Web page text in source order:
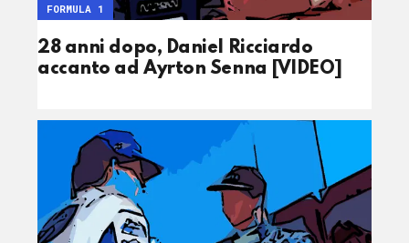
28 anni dopo, Daniel Ricciardo
accanto ad Ayrton Senna [VIDEO]
FORMULA 1